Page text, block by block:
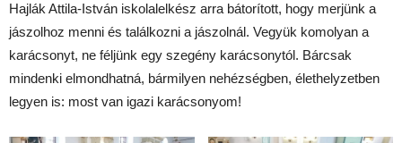
Hajlák Attila-István iskolalelkész arra bátorított, hogy merjünk a
jászolhoz menni és találkozni a jászolnál. Vegyük komolyan a
karácsonyt, ne féljünk egy szegény karácsonytól. Bárcsak
mindenki elmondhatná, bármilyen nehézségben, élethelyzetben
legyen is: most van igazi karácsonyom!